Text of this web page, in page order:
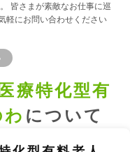
皆さまが素敵なお仕事に巡
軽にお問い合わせください
療特化型有
について